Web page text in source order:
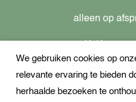
alleen op
Btw-nummer:
We gebruiken cookies op
relevante ervaring te bieden
herhaalde bezoeken te